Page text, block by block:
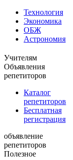
Технология
Экономика
ОБЖ
Астрономия
Учителям
Объявления
репетиторов
Каталог
репетиторов
Бесплатная
регистрация
объявление
репетиторов
Полезное